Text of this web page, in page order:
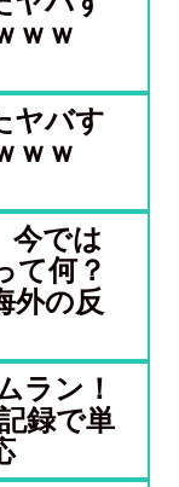
ｗｗ
ヤバす
ｗｗ
今では
て何？
外の反
ラン！
録で単